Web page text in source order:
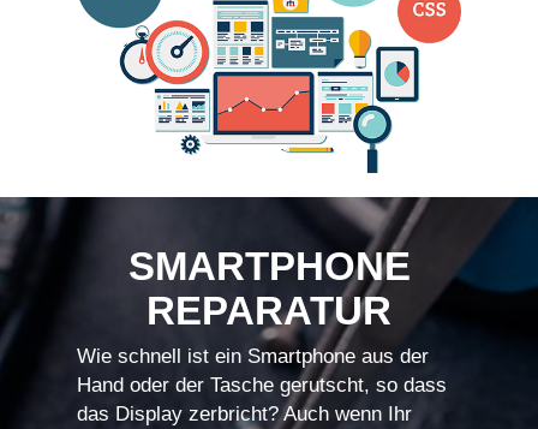
SMARTPHONE
REPARATUR
Wie schnell ist ein Smartphone aus der
Hand oder der Tasche gerutscht, so dass
das Display zerbricht? Auch wenn Ihr